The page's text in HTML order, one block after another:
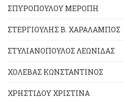
ΣΠΥΡΟΠΟΥΛΟΥ ΜΕΡΟΠΗ
ΣΤΕΡΓΙΟΥΛΗΣ Β. ΧΑΡΑΛΑΜΠΟΣ
ΣΤΥΛΙΑΝΟΠΟΥΛΟΣ ΛΕΩΝΙΔΑΣ
ΧΟΛΕΒΑΣ ΚΩΝΣΤΑΝΤΙΝΟΣ
ΧΡΗΣΤΙΔΟΥ ΧΡΙΣΤΙΝΑ